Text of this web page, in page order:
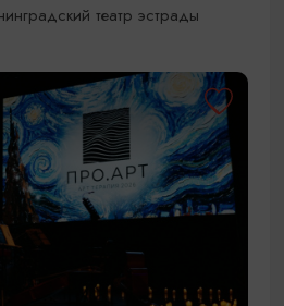
театр эстрады